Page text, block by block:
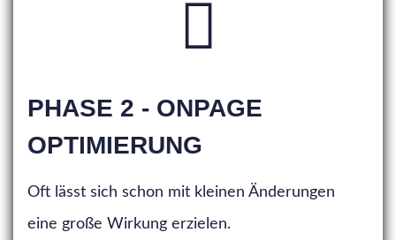
PHASE 2 - ONPAGE
OPTIMIERUNG
Oft lässt sich schon mit kleinen Änderungen
eine große Wirkung erzielen.